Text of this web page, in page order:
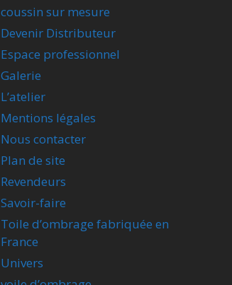
coussin sur mesure
Devenir Distributeur
Espace professionnel
Galerie
L’atelier
Mentions légales
Nous contacter
Plan de site
Revendeurs
Savoir-faire
Toile d’ombrage fabriquée en
France
Univers